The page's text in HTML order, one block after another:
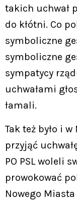
takich uchwał
do kłótni. Co
symboliczne
symboliczne
sympatycy
uchwałami
łamali.
Tak też było i
przyjąć
PO PSL woleli
prowokować
Nowego